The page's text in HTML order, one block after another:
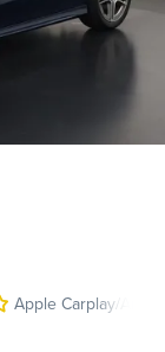
Apple Carplay/